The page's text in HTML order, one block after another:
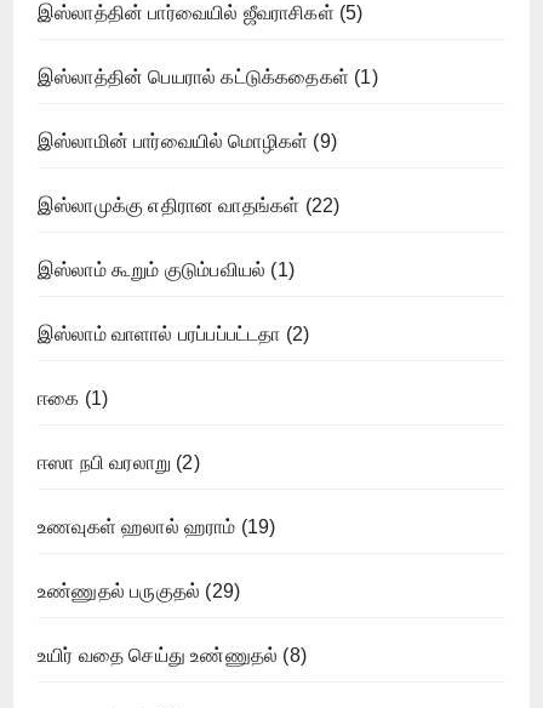
இஸ்லாத்தின் பார்வையில் ஜீவராசிகள் (5)
இஸ்லாத்தின் பெயரால் கட்டுக்கதைகள் (1)
இஸ்லாமின் பார்வையில் மொழிகள் (9)
இஸ்லாமுக்கு எதிரான வாதங்கள் (22)
இஸ்லாம் கூறும் குடும்பவியல் (1)
இஸ்லாம் வாளால் பரப்பப்பட்டதா (2)
ஈகை (1)
ஈஸா நபி வரலாறு (2)
உணவுகள் ஹலால் ஹராம் (19)
உண்ணுதல் பருகுதல் (29)
உயிர் வதை செய்து உண்ணுதல் (8)